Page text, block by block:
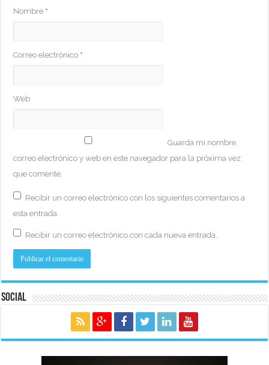
Nombre *
Correo electrónico *
Web
Guarda mi nombre,
correo electrónico y web en este navegador para la próxima vez
que comente.
Recibir un correo electrónico con los siguientes comentarios a
esta entrada.
Recibir un correo electrónico con cada nueva entrada.
Social